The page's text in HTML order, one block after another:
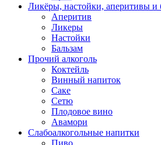
Ликёры, настойки, аперитивы и
Аперитив
Ликеры
Настойки
Бальзам
Прочий алкоголь
Коктейль
Винный напиток
Саке
Сетю
Плодовое вино
Авамори
Слабоалкогольные напитки
Пиво